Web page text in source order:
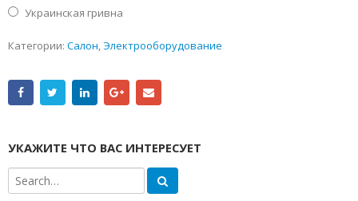
Украинская гривна
Категории: Салон,Электрооборудование
УКАЖИТЕ ЧТО ВАС ИНТЕРЕСУЕТ